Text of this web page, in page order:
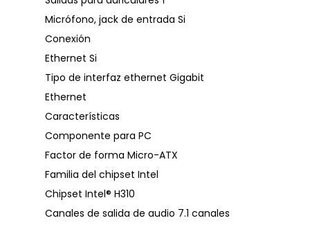
Micrófono, jack de entrada Si
Conexión
Ethernet Si
Tipo de interfaz ethernet Gigabit
Ethernet
Características
Componente para PC
Factor de forma Micro-ATX
Familia del chipset Intel
Chipset Intel® H310
Canales de salida de audio 7.1 canales